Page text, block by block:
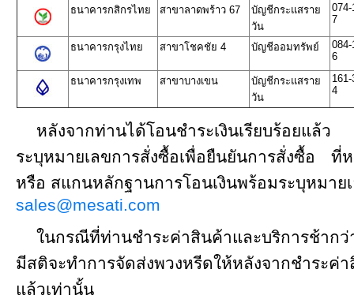
ธนาคารกสิกรไทย สาขาลาดพร้าว 67
บัญชีกระแสราย
วัน
074-
7
ธนาคารกรุงไทย สาขาโชคชัย 4 บัญชีออมทรัพย์
084-
6
ธนาคารกรุงเทพ สาขาบางเขน
บัญชีกระแสราย
วัน
4
หลังจากท่านได้โอนชำระเงินเรียบร้อยแล้
ระบุหมายเลขการสั่งซื้อเพื่อยืนยันการสั่งซื้อ ที่
หรือ สแกนหลักฐานการโอนเงินพร้อมระบุหมาย
sales@mesati.com
ในกรณีที่ท่านชำระค่าสินค้าและบริการช้ากว่
มีสติจะทำการจัดส่งพวงหรีดให้หลังจากชำระค่
แล้วเท่านั้น